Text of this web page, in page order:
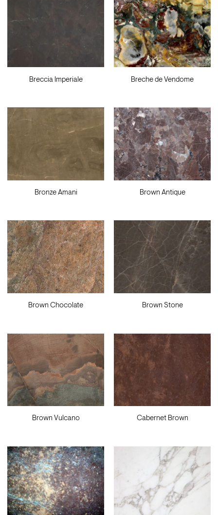
Breccia Imperiale Breche de Vendome
Bronze Amani Brown Antique
Brown Chocolate Brown Stone
Brown Vulcano Cabernet Brown